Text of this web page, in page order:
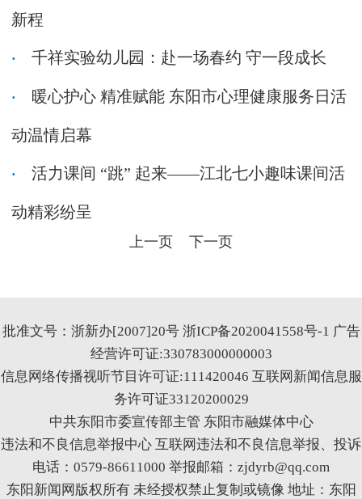
新程
千祥实验幼儿园：赴一场春约 守一段成长
暖心护心 精准赋能 东阳市心理健康服务日活
动温情启幕
活力课间 “跳” 起来——江北七小趣味课间活
动精彩纷呈​
上一页 下一页
批准文号：浙新办[2007]20号 浙ICP备2020041558号-1 广告
经营许可证:330783000000003
信息网络传播视听节目许可证:111420046 互联网新闻信息服
务许可证33120200029
中共东阳市委宣传部主管 东阳市融媒体中心
违法和不良信息举报中心 互联网违法和不良信息举报、投诉
电话：0579-86611000 举报邮箱：zjdyrb@qq.com
东阳新闻网版权所有 未经授权禁止复制或镜像 地址：东阳